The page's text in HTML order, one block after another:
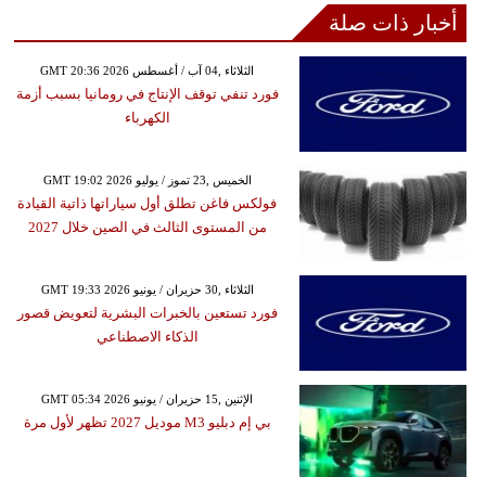
أخبار ذات صلة
GMT 20:36 2026 الثلاثاء ,04 آب / أغسطس
فورد تنفي توقف الإنتاج في رومانيا بسبب أزمة
الكهرباء
GMT 19:02 2026 الخميس ,23 تموز / يوليو
فولكس فاغن تطلق أول سياراتها ذاتية القيادة
من المستوى الثالث في الصين خلال 2027
GMT 19:33 2026 الثلاثاء ,30 حزيران / يونيو
فورد تستعين بالخبرات البشرية لتعويض قصور
الذكاء الاصطناعي
GMT 05:34 2026 الإثنين ,15 حزيران / يونيو
بي إم دبليو M3 موديل 2027 تظهر لأول مرة